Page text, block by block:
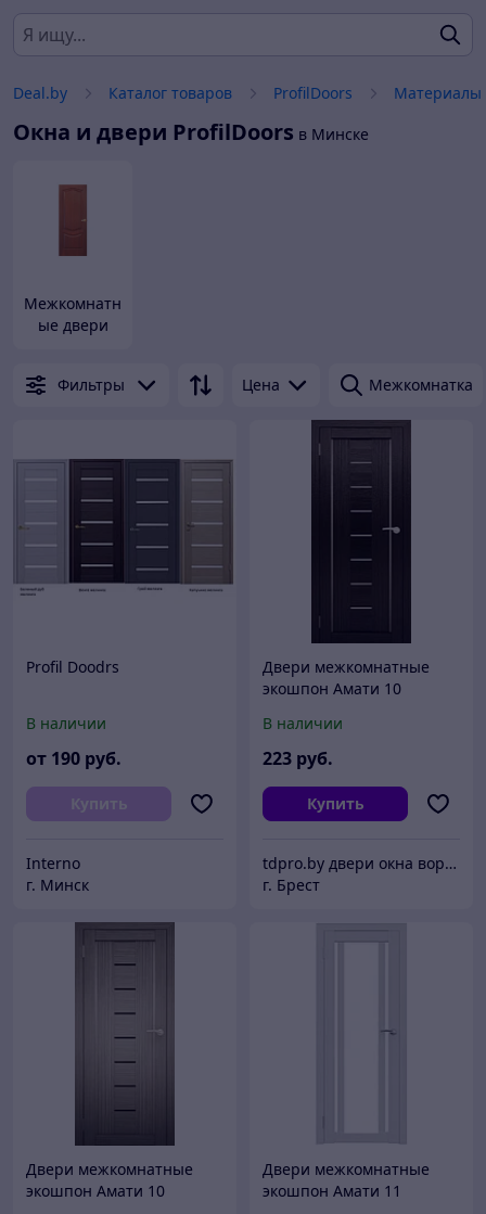
Deal.by Каталог товаров ProfilDoors Материалы
Окна и двери ProfilDoors в Минске
Межкомнатн
ые двери
Фильтры Цена Межкомнатка
Profil Doodrs
В наличии
от 190 руб.
Купить
Interno
г. Минск
Двери межкомнатные
экошпон Амати 10
В наличии
223 руб.
Купить
tdpro.by двери окна ворота жалюзи
г. Брест
Двери межкомнатные
экошпон Амати 10
Двери межкомнатные
экошпон Амати 11